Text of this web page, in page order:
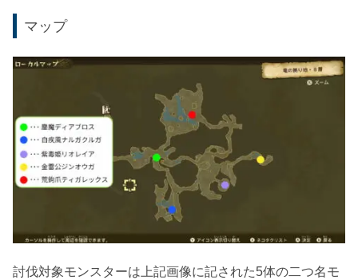
マップ
討伐対象モンスターは上記画像に記された5体の二つ名モ